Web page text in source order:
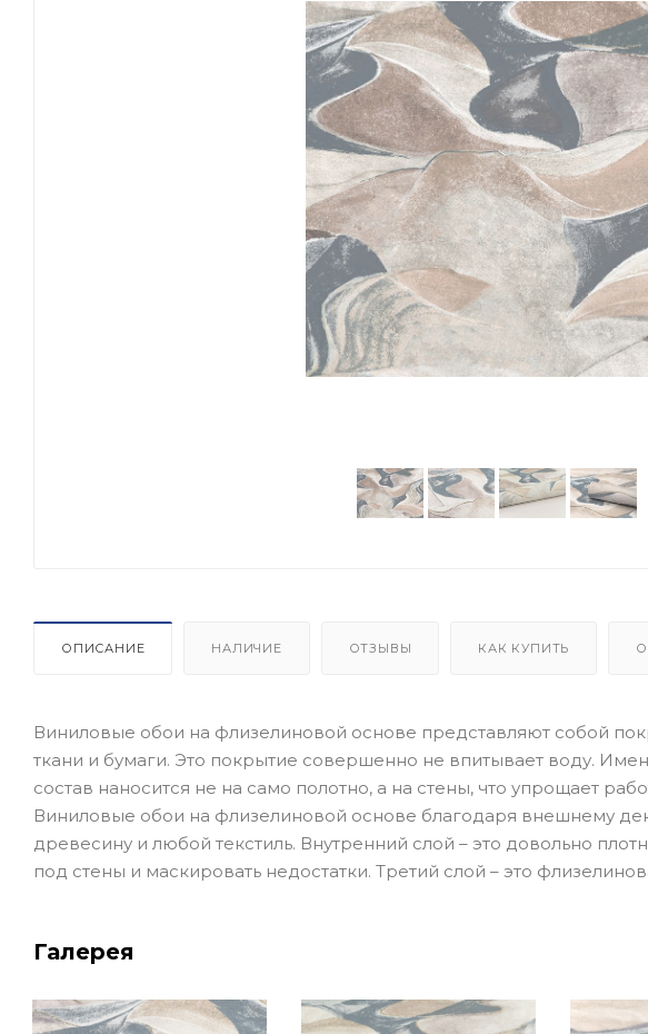
ОПИСАНИЕ НАЛИЧИЕ ОТЗЫВЫ КАК КУПИТЬ
Виниловые обои на флизелиновой основе представляют собой
ткани и бумаги. Это покрытие совершенно не впитывает воду.
состав наносится не на само полотно, а на стены, что упрощает
Виниловые обои на флизелиновой основе благодаря внешнему
древесину и любой текстиль. Внутренний слой – это довольно
под стены и маскировать недостатки. Третий слой – это
Галерея